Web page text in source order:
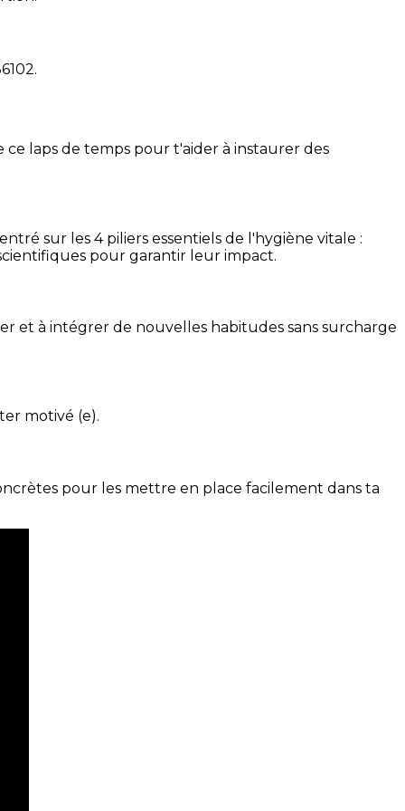
.
laps de temps pour t'aider à instaurer des
sur les 4 piliers essentiels de l'hygiène vitale :
pour garantir leur impact.
et à intégrer de nouvelles habitudes sans surcharge
motivé (e).
pour les mettre en place facilement dans ta